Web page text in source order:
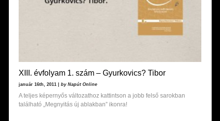
XIII. évfolyam 1. szám – Gyurkovics? Tibor
január 16th, 2011 | by Napút Online
A teljes képernyős változathoz kattintson a jobb felső sarokban
található „Megnyitás új ablakban” ikonra!